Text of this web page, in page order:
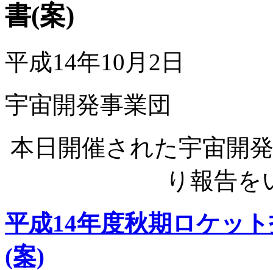
書(案)
平成14年10月2日
宇宙開発事業団
本日開催された宇宙開
り報告を
平成14年度秋期ロケッ
(案)